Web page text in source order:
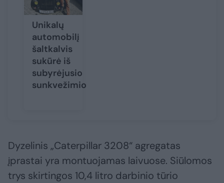
Unikalų
automobilį
šaltkalvis
sukūrė iš
subyrėjusio
sunkvežimio
Dyzelinis „Caterpillar 3208“ agregatas
įprastai yra montuojamas laivuose. Siūlomos
trys skirtingos 10,4 litro darbinio tūrio